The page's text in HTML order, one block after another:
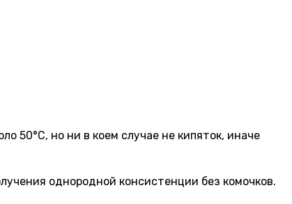
50°C, но ни в коем случае не кипяток, иначе
однородной консистенции без комочков.